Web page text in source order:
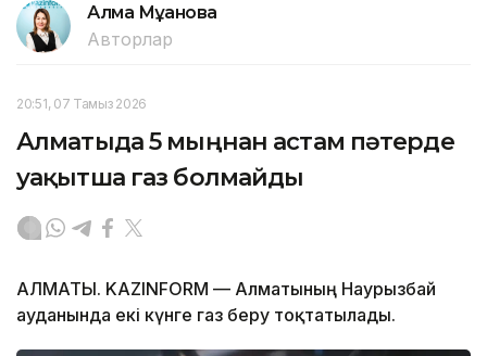
Алма Мұқанова
Авторлар
20:51, 07 Тамыз 2026
Алматыда 5 мыңнан астам пәтерде
уақытша газ болмайды
АЛМАТЫ. KAZINFORM — Алматының Наурызбай
ауданында екі күнге газ беру тоқтатылады.